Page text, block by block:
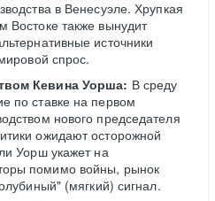
в Венесуэле. Хрупкая
Востоке также вынудит
источники
спрос.
Кевина Уорша: В среду
по ставке на первом
нового председателя
ожидают осторожной
Уорш укажет на
помимо войны, рынок
(мягкий) сигнал.